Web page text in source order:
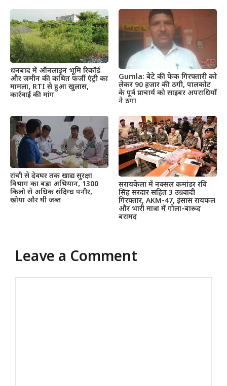
धनबाद में ऑनलाइन भूमि रिकॉर्ड
और जमीन की कथित फर्जी एंट्री का
मामला, RTI से हुआ खुलास,
कार्रवाई की मांग
Gumla: बेटे की फेक गिरफ्तारी को
लेकर 90 हजार की ठगी, पालकोट
के पूर्व प्राचार्य को साइबर अपराधियों
ने ठगा
रांची से देवघर तक खाद्य सुरक्षा
विभाग का बड़ा अभियान, 1300
किलो से अधिक संदिग्ध पनीर,
खोया और घी जब्त
सरायकेला में नक्सल कमांडर रवि
सिंह सरदार सहित 3 उग्रवादी
गिरफ्तार, AKM-47, इंसास रायफल
और भारी मात्रा में गोला-बारूद
बरामद
Leave a Comment